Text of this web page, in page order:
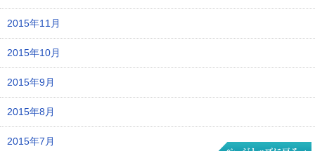
2015年11月
2015年10月
2015年9月
2015年8月
2015年7月